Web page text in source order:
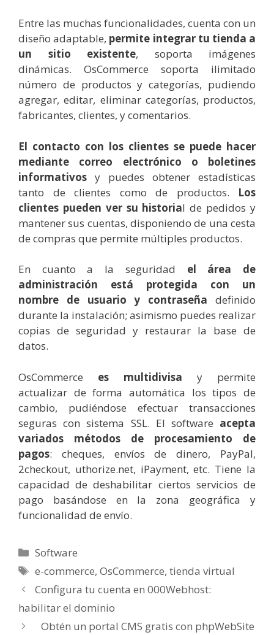
Entre las muchas funcionalidades, cuenta con un
diseño adaptable, permite integrar tu tienda a
un sitio existente, soporta imágenes
dinámicas. OsCommerce soporta ilimitado
número de productos y categorías, pudiendo
agregar, editar, eliminar categorías, productos,
fabricantes, clientes, y comentarios.
El contacto con los clientes se puede hacer
mediante correo electrónico o boletines
informativos y puedes obtener estadísticas
tanto de clientes como de productos. Los
clientes pueden ver su historial de pedidos y
mantener sus cuentas, disponiendo de una cesta
de compras que permite múltiples productos.
En cuanto a la seguridad el área de
administración está protegida con un
nombre de usuario y contraseña definido
durante la instalación; asimismo puedes realizar
copias de seguridad y restaurar la base de
datos.
OsCommerce es multidivisa y permite
actualizar de forma automática los tipos de
cambio, pudiéndose efectuar transacciones
seguras con sistema SSL. El software acepta
variados métodos de procesamiento de
pagos: cheques, envíos de dinero, PayPal,
2checkout, uthorize.net, iPayment, etc. Tiene la
capacidad de deshabilitar ciertos servicios de
pago basándose en la zona geográfica y
funcionalidad de envío.
Categorías
Software
Etiquetas
e-commerce,OsCommerce,tienda virtual
Configura tu cuenta en 000Webhost:
habilitar el dominio
Obtén un portal CMS gratis con phpWebSite